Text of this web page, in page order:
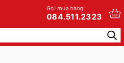
Gọi mua hàng:
084.511.2323